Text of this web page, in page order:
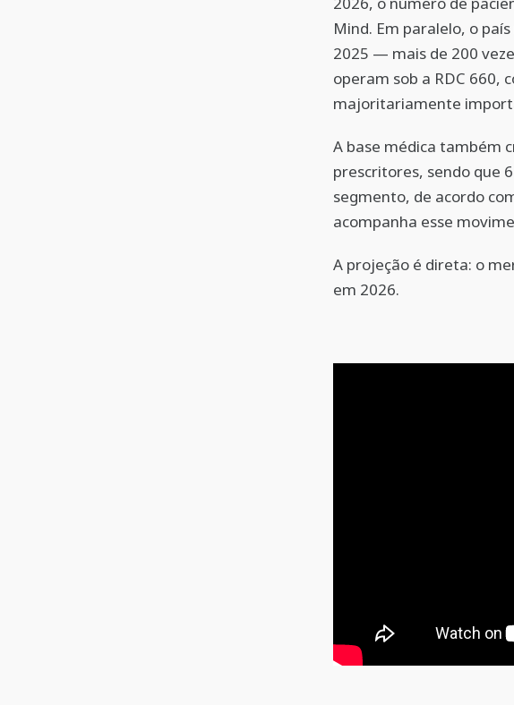
Mind. Em paralelo, o
2025 — mais de 200
operam sob a RDC 660,
majoritariamente
A base médica também
prescritores, sendo que
segmento, de acordo
acompanha esse
A projeção é direta: o
em 2026.